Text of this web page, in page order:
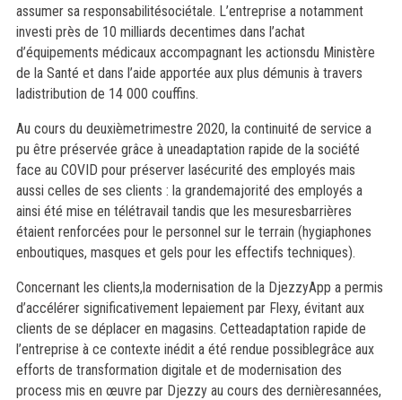
assumer sa responsabilitésociétale. L’entreprise a notamment
investi près de 10 milliards decentimes dans l’achat
d’équipements médicaux accompagnant les actionsdu Ministère
de la Santé et dans l’aide apportée aux plus démunis à travers
ladistribution de 14 000 couffins.
Au cours du deuxièmetrimestre 2020, la continuité de service a
pu être préservée grâce à uneadaptation rapide de la société
face au COVID pour préserver lasécurité des employés mais
aussi celles de ses clients : la grandemajorité des employés a
ainsi été mise en télétravail tandis que les mesuresbarrières
étaient renforcées pour le personnel sur le terrain (hygiaphones
enboutiques, masques et gels pour les effectifs techniques).
Concernant les clients,la modernisation de la DjezzyApp a permis
d’accélérer significativement lepaiement par Flexy, évitant aux
clients de se déplacer en magasins. Cetteadaptation rapide de
l’entreprise à ce contexte inédit a été rendue possiblegrâce aux
efforts de transformation digitale et de modernisation des
process mis en œuvre par Djezzy au cours des dernièresannées,